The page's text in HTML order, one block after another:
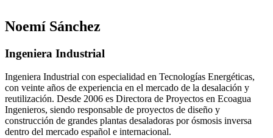
Noemí Sánchez
Ingeniera Industrial
Ingeniera Industrial con especialidad en Tecnologías Energéticas,
con veinte años de experiencia en el mercado de la desalación y
reutilización. Desde 2006 es Directora de Proyectos en Ecoagua
Ingenieros, siendo responsable de proyectos de diseño y
construcción de grandes plantas desaladoras por ósmosis inversa
dentro del mercado español e internacional.